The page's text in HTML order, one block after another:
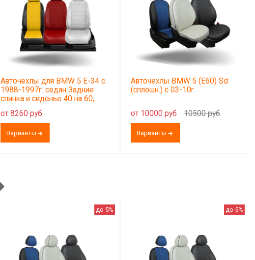
Авточехлы для BMW 5 E-34 с
1988-1997г. седан Задние
спинка и сиденье 40 на 60,
2передних+задний
подлокотник (молния),
2надкрыльника,
5подголовников
от 8260 руб
Варианты
Авточехлы BMW 5 (E60) Sd
(сплошн.) с 03-10г.
от 10000 руб 10500 руб
Варианты
до 5% до 5%